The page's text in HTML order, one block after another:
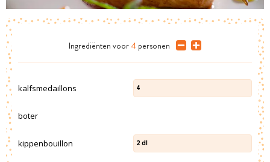
Ingrediënten voor 4 personen
kalfsmedaillons 4
boter
kippenbouillon 2 dl